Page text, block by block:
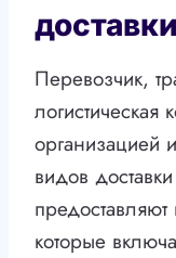
доставки
Перевозчик,
логистическая
организацией
видов
которые